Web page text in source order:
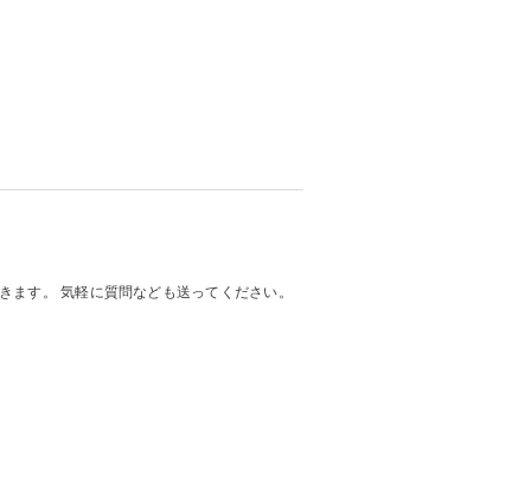
す。 気軽に質問なども送ってください。